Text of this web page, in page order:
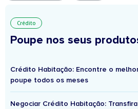
Crédito
Poupe nos seus
Crédito Habitação: Encontre o
poupe todos os meses
Negociar Crédito Habitação: